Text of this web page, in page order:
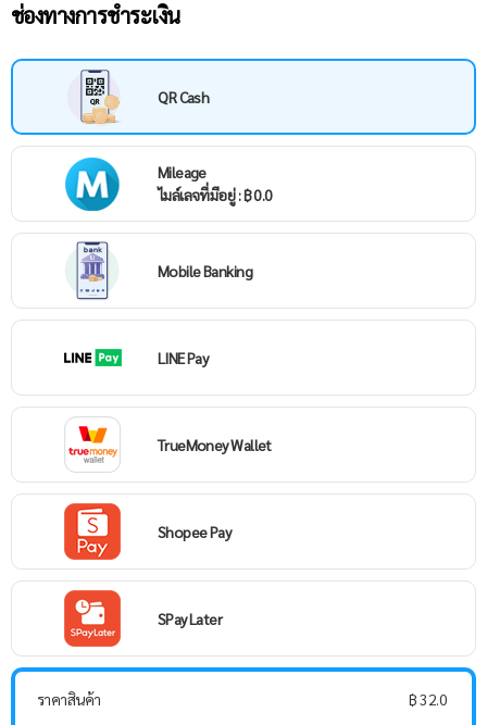
ช่องทางการชำระเงิน
QR Cash
Mileage
ไมล์เลจที่มีอยู่ : ฿ 0.0
Mobile Banking
LINE Pay
TrueMoney Wallet
Shopee Pay
SPay Later
ราคาสินค้า ฿ 32.0